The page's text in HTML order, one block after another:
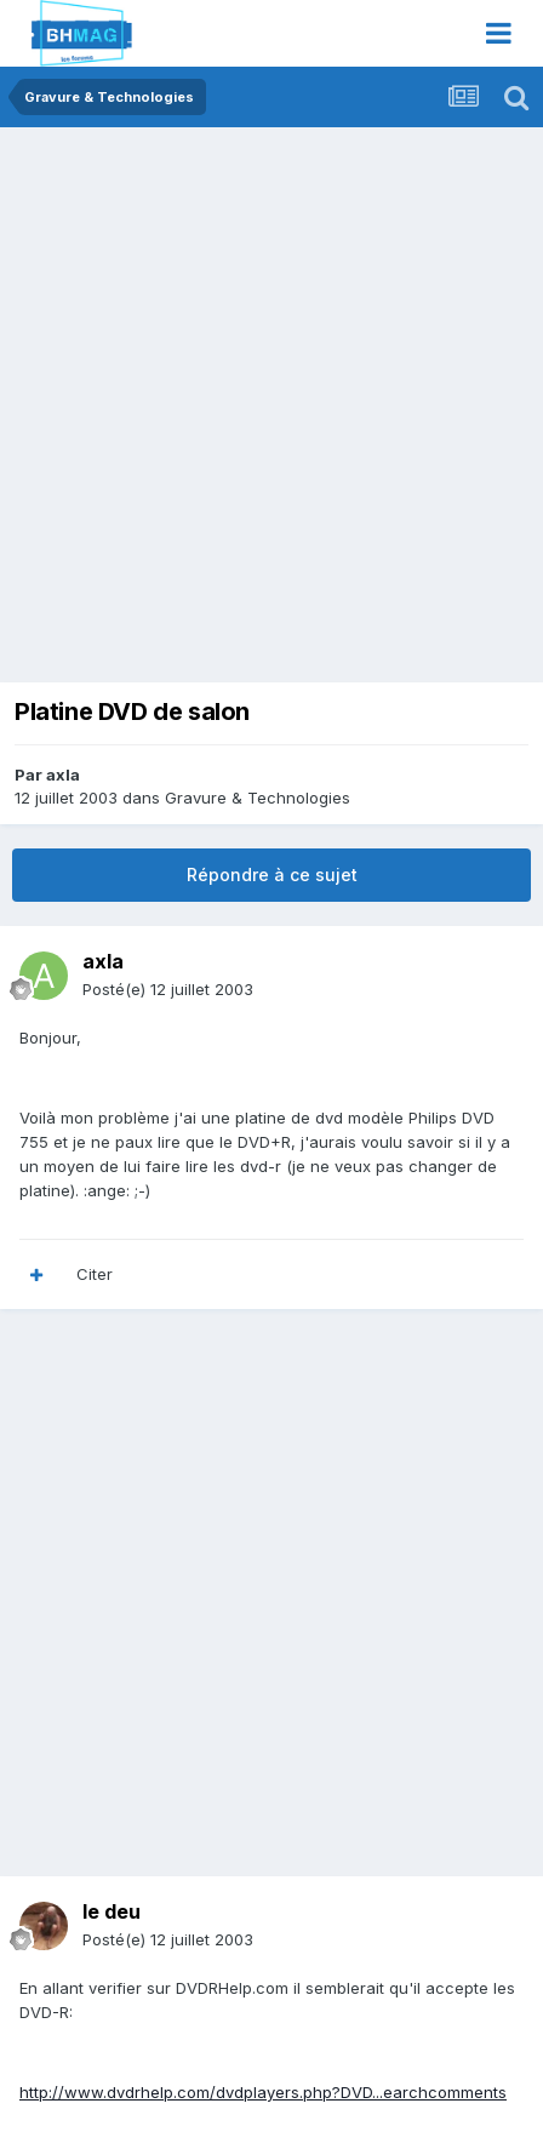
Gravure & Technologies
Platine DVD de salon
Paraxla
12 juillet 2003 dans Gravure & Technologies
Répondre à ce sujet
axla
Posté(e) 12 juillet 2003
Bonjour,
Voilà mon problème j'ai une platine de dvd modèle Philips DVD
755 et je ne paux lire que le DVD+R, j'aurais voulu savoir si il y a
un moyen de lui faire lire les dvd-r (je ne veux pas changer de
platine). :ange: ;-)
Citer
le deu
Posté(e) 12 juillet 2003
En allant verifier sur DVDRHelp.com il semblerait qu'il accepte les
DVD-R:
http://www.dvdrhelp.com/dvdplayers.php?DVD...earchcomments